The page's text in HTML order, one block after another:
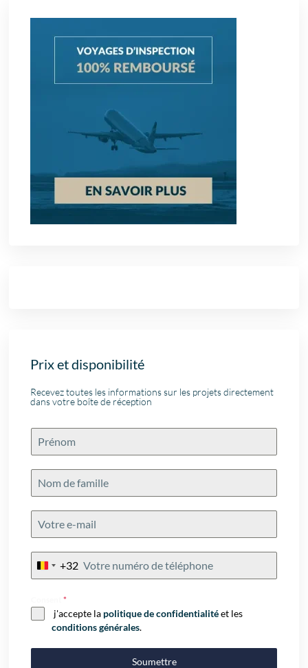
Prix et disponibilité
Recevez toutes les informations sur les projets directement
dans votre boîte de réception
Belgium
+32
Consent*
j'accepte la politique de confidentialitéet les
conditions générales.
Soumettre